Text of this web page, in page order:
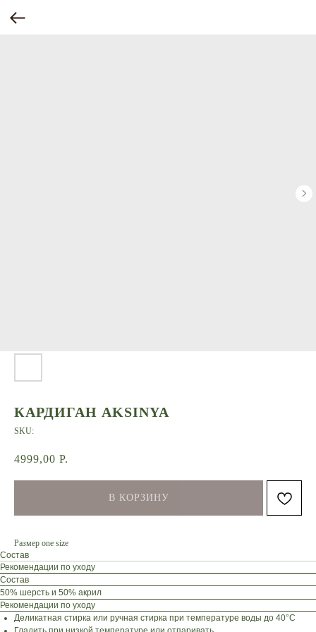
КАРДИГАН AKSINYA
SKU:
4999,00 Р.
В КОРЗИНУ
Размер one size
Состав
Рекомендации по уходу
Состав
50% шерсть и 50% акрил
Рекомендации по уходу
Деликатная стирка или ручная стирка при температуре воды до 40°C